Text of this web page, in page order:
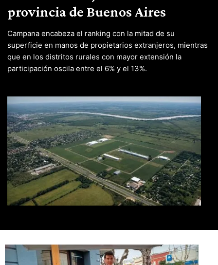
provincia de Buenos Aires
Campana encabeza el ranking con la mitad de su
superficie en manos de propietarios extranjeros, mientras
que en los distritos rurales con mayor extensión la
participación oscila entre el 6% y el 13%.